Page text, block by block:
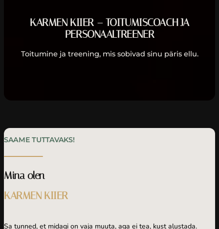
KARMEN KIIER – TOITUMISCOACH JA
PERSONAALTREENER
Toitumine ja treening, mis sobivad sinu päris ellu.
SAAME TUTTAVAKS!
Mina olen
KARMEN KIIER
Sa tunned, et midagi on vaja muuta, aga ei tea, kust alustada.